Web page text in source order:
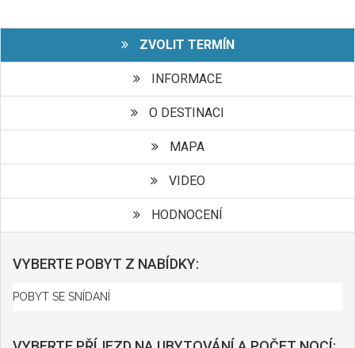
ZVOLIT TERMÍN
INFORMACE
O DESTINACI
MAPA
VIDEO
HODNOCENÍ
VYBERTE POBYT Z NABÍDKY: